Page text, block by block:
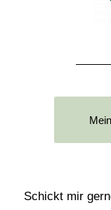
Schickt mir